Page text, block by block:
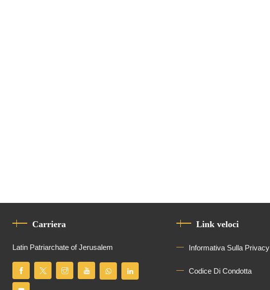
Carriera
Latin Patriarchate of Jerusalem
Link veloci
Informativa Sulla Privacy
Codice Di Condotta